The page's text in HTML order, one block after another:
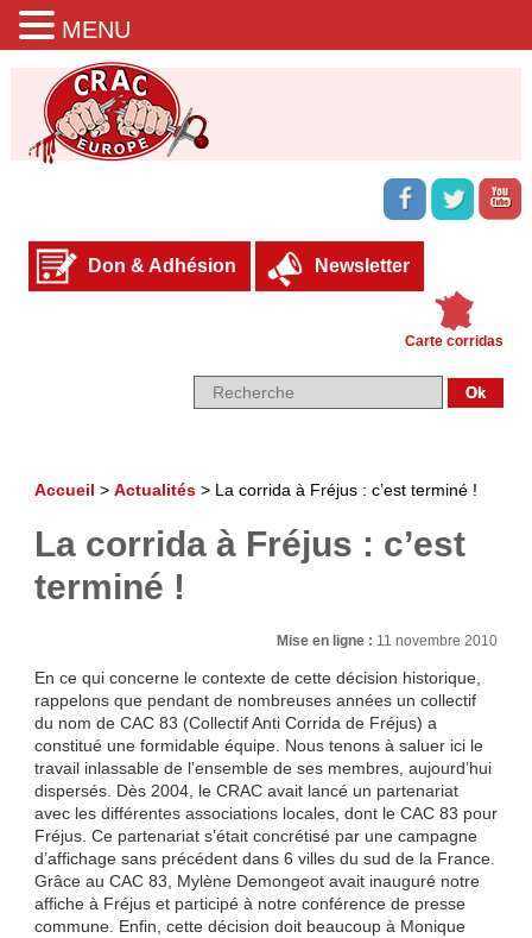
Don & Adhésion Newsletter
Carte corridas
Accueil > Actualités> La corrida à Fréjus : c’est terminé !
La corrida à Fréjus : c’est
terminé !
Mise en ligne : 11 novembre 2010
En ce qui concerne le contexte de cette décision historique,
rappelons que pendant de nombreuses années un collectif
du nom de CAC 83 (Collectif Anti Corrida de Fréjus) a
constitué une formidable équipe. Nous tenons à saluer ici le
travail inlassable de l’ensemble de ses membres, aujourd’hui
dispersés. Dès 2004, le CRAC avait lancé un partenariat
avec les différentes associations locales, dont le CAC 83 pour
Fréjus. Ce partenariat s’était concrétisé par une campagne
d’affichage sans précédent dans 6 villes du sud de la France.
Grâce au CAC 83, Mylène Demongeot avait inauguré notre
affiche à Fréjus et participé à notre conférence de presse
commune. Enfin, cette décision doit beaucoup à Monique
MENU